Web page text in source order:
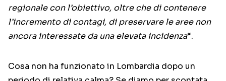
regionale con l’obiettivo, oltre che di contenere
l’incremento di contagi, di preservare le aree non
ancora interessate da una elevata incidenza“.
Cosa non ha funzionato in Lombardia dopo un